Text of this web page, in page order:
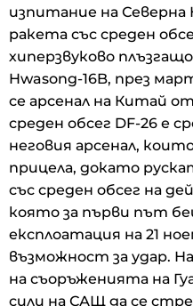
изпитание на Северна
ракета със среден
хиперзвуково
Hwasong-16B, през
се арсенал на Китай
среден обсег DF-26 е
неговия арсенал,
прицела, докато
със среден обсег на
която за първи път
експлоатация на 21
възможност за удар.
на съоръженията на
сили на САЩ да се